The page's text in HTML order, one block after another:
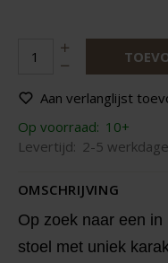
Aan verlanglijst
Op voorraad: 10+
Levertijd: 2-5
OMSCHRIJVING
Op zoek naar een
stoel met uniek